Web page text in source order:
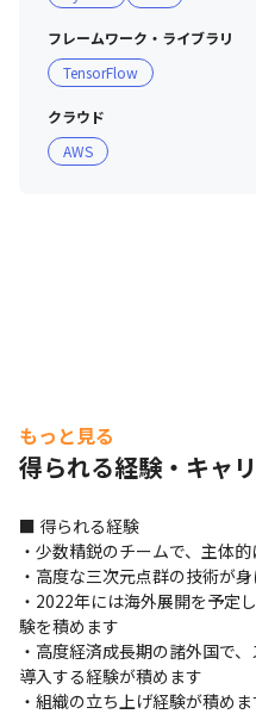
・少数精鋭のため、助け
あります
・チーム内での情報交換
・創業間もないベンチャ
技術を用いたメディアアート作
フレームワーク・ライブラリ
TensorFlow
クラウド
AWS
もっと見る
得られる経験・キャ
■ 得られる経験
・少数精鋭のチームで、主体
・高度な三次元点群の技術が
・2022年には海外展開を予定
験を積めます
・高度経済成長期の諸外国で
導入する経験が積めます
・組織の立ち上げ経験が積めま